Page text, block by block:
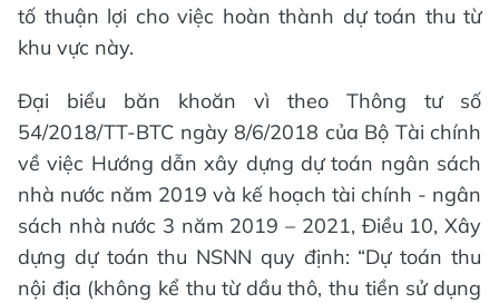
tố thuận lợi cho việc hoàn thành dự toán thu từ
khu vực này.
Đại biểu băn khoăn vì theo Thông tư số
54/2018/TT-BTC ngày 8/6/2018 của Bộ Tài chính
về việc Hướng dẫn xây dựng dự toán ngân sách
nhà nước năm 2019 và kế hoạch tài chính - ngân
sách nhà nước 3 năm 2019 – 2021, Điều 10, Xây
dựng dự toán thu NSNN quy định: “Dự toán thu
nội địa (không kể thu từ dầu thô, thu tiền sử dụng